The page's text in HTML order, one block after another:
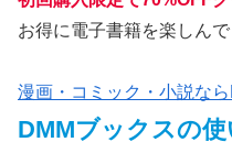
お得に電子書籍を楽しんで
漫画・コミック・小説な
DMMブックスの